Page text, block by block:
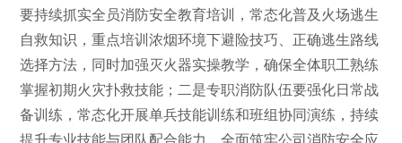
要持续抓实全员消防安全教育培训，常态化普及火场逃生
自救知识，重点培训浓烟环境下避险技巧、正确逃生路线
选择方法，同时加强灭火器实操教学，确保全体职工熟练
掌握初期火灾扑救技能；二是专职消防队伍要强化日常战
备训练，常态化开展单兵技能训练和班组协同演练，持续